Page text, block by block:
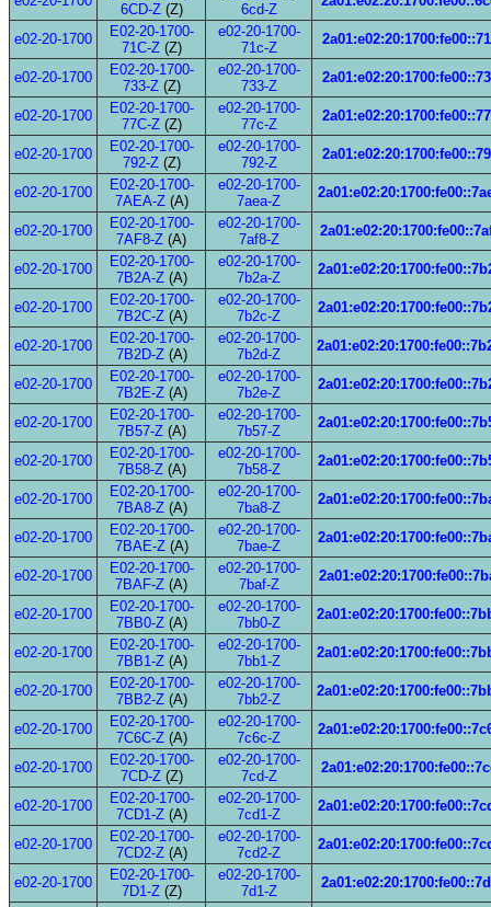
6CD-Z(Z)
6cd-Z
e02-20-1700
E02-20-1700-
71C-Z(Z)
e02-20-1700-
71c-Z
e02-20-1700
E02-20-1700-
733-Z(Z)
e02-20-1700-
733-Z
e02-20-1700
E02-20-1700-
77C-Z(Z)
e02-20-1700-
77c-Z
e02-20-1700
E02-20-1700-
792-Z(Z)
e02-20-1700-
792-Z
e02-20-1700
E02-20-1700-
7AEA-Z(A)
e02-20-1700-
7aea-Z
e02-20-1700
E02-20-1700-
7AF8-Z (A)
e02-20-1700-
7af8-Z
e02-20-1700
E02-20-1700-
7B2A-Z(A)
e02-20-1700-
7b2a-Z
e02-20-1700
E02-20-1700-
7B2C-Z(A)
e02-20-1700-
7b2c-Z
e02-20-1700
E02-20-1700-
7B2D-Z(A)
e02-20-1700-
7b2d-Z
e02-20-1700
E02-20-1700-
7B2E-Z(A)
e02-20-1700-
7b2e-Z
e02-20-1700
E02-20-1700-
7B57-Z(A)
e02-20-1700-
7b57-Z
e02-20-1700
E02-20-1700-
7B58-Z(A)
e02-20-1700-
7b58-Z
e02-20-1700
E02-20-1700-
7BA8-Z(A)
e02-20-1700-
7ba8-Z
e02-20-1700
E02-20-1700-
7BAE-Z(A)
e02-20-1700-
7bae-Z
e02-20-1700
E02-20-1700-
7BAF-Z (A)
e02-20-1700-
7baf-Z
e02-20-1700
E02-20-1700-
7BB0-Z(A)
e02-20-1700-
7bb0-Z
e02-20-1700
E02-20-1700-
7BB1-Z(A)
e02-20-1700-
7bb1-Z
e02-20-1700
E02-20-1700-
7BB2-Z(A)
e02-20-1700-
7bb2-Z
e02-20-1700
E02-20-1700-
7C6C-Z(A)
e02-20-1700-
7c6c-Z
e02-20-1700
E02-20-1700-
7CD-Z(Z)
e02-20-1700-
7cd-Z
e02-20-1700
E02-20-1700-
7CD1-Z(A)
e02-20-1700-
7cd1-Z
e02-20-1700
E02-20-1700-
7CD2-Z(A)
e02-20-1700-
7cd2-Z
e02-20-1700
E02-20-1700-
7D1-Z(Z)
e02-20-1700-
7d1-Z